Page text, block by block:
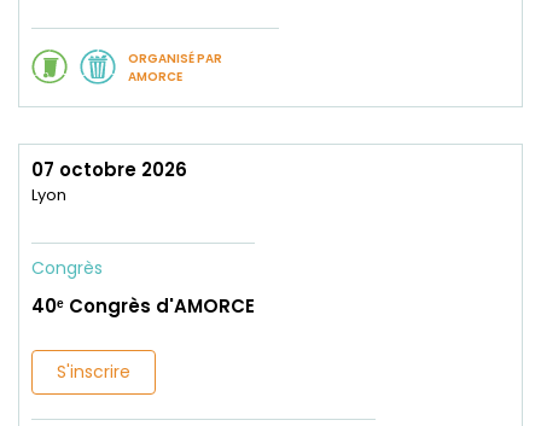
ORGANISÉ PAR
AMORCE
07 octobre 2026
Lyon
Congrès
40ᵉ Congrès d'AMORCE
S'inscrire